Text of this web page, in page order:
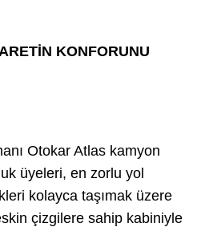
KONFORUNU
Otokar Atlas kamyon
üyeleri, en zorlu yol
kolayca taşımak üzere
çizgilere sahip kabiniyle